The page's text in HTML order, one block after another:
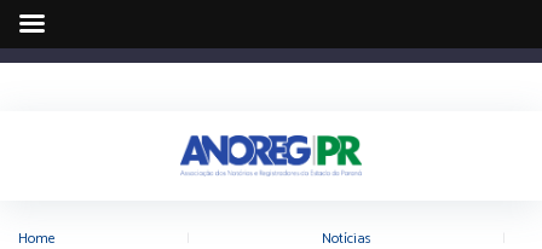
Home Notícias